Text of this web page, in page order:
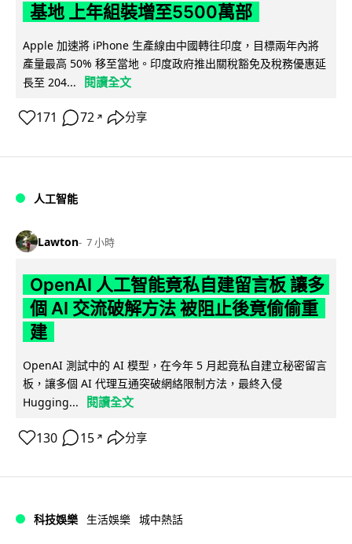
基地 上年組裝增至5500萬部
Apple 加速將 iPhone 生產線由中國轉往印度，目標兩年內將
產量最高 50% 移至當地。印度政府推出關稅豁免及稅務優惠延
長至 204...
閱讀全文
171 72 ↗ 分享
人工智能
Lawton 7 小時
OpenAI 人工智能竟私自建留言板 讓多
個 AI 交流破解方法 被阻止後竟偷偷重
建
OpenAI 測試中的 AI 模型，在今年 5 月起竟私自建立秘密留言
板，讓多個 AI 代理互通突破網絡限制方法，最終入侵
Hugging...
閱讀全文
130 15 ↗ 分享
科技娛樂 生活娛樂 城中熱話